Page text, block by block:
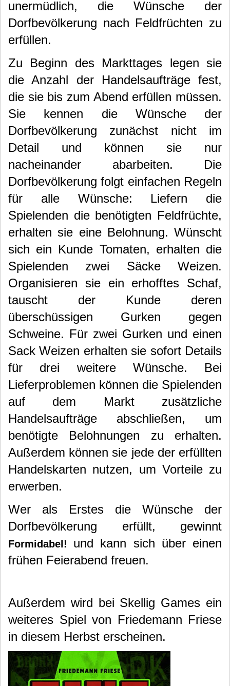
unermüdlich, die Wünsche der
Dorfbevölkerung nach Feldfrüchten zu
erfüllen.
Zu Beginn des Markttages legen sie
die Anzahl der Handelsaufträge fest,
die sie bis zum Abend erfüllen müssen.
Sie kennen die Wünsche der
Dorfbevölkerung zunächst nicht im
Detail und können sie nur
nacheinander abarbeiten. Die
Dorfbevölkerung folgt einfachen Regeln
für alle Wünsche: Liefern die
Spielenden die benötigten Feldfrüchte,
erhalten sie eine Belohnung. Wünscht
sich ein Kunde Tomaten, erhalten die
Spielenden zwei Säcke Weizen.
Organisieren sie ein erhofftes Schaf,
tauscht der Kunde deren
überschüssigen Gurken gegen
Schweine. Für zwei Gurken und einen
Sack Weizen erhalten sie sofort Details
für drei weitere Wünsche. Bei
Lieferproblemen können die Spielenden
auf dem Markt zusätzliche
Handelsaufträge abschließen, um
benötigte Belohnungen zu erhalten.
Außerdem können sie jede der erfüllten
Handelskarten nutzen, um Vorteile zu
erwerben.
Wer als Erstes die Wünsche der
Dorfbevölkerung erfüllt, gewinnt
Formidabel! und kann sich über einen
frühen Feierabend freuen.
Außerdem wird bei Skellig Games ein
weiteres Spiel von Friedemann Friese
in diesem Herbst erscheinen.